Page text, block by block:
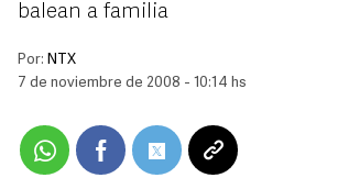
balean a familia
Por: NTX
7 de noviembre de 2008 - 10:14 hs